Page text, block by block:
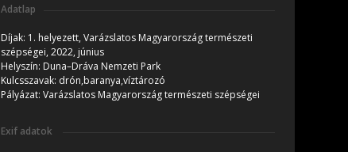
Adatlap
Díjak: 1. helyezett, Varázslatos Magyarország természeti
szépségei, 2022, június
Helyszín: Duna–Dráva Nemzeti Park
Kulcsszavak: drón,baranya,víztározó
Pályázat: Varázslatos Magyarország természeti szépségei
Exif adatok